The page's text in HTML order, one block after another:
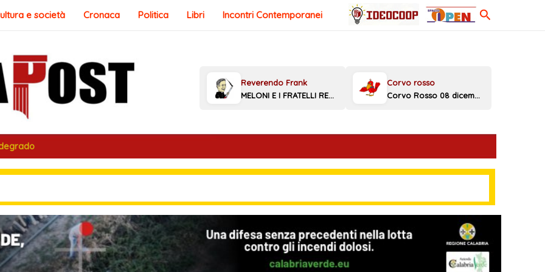
e società Cronaca Politica Libri Incontri Contemporanei Cerca
MELONI E I FRATELLI REGGINI Corvo Rosso 08 dicembre 2025